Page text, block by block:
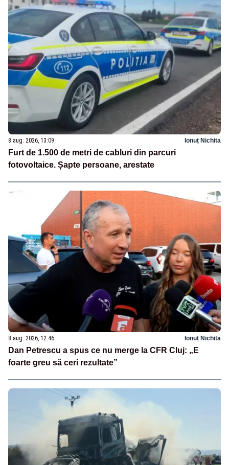
8 aug. 2026, 13:09 Ionuț Nichita
Furt de 1.500 de metri de cabluri din parcuri
fotovoltaice. Șapte persoane, arestate
8 aug. 2026, 12:46 Ionuț Nichita
Dan Petrescu a spus ce nu merge la CFR Cluj: „E
foarte greu să ceri rezultate”